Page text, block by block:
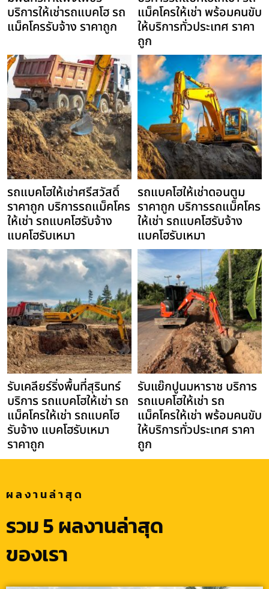
บริการให้เช่ารถแบคโฮ รถ
แม็คโครรับจ้าง ราคาถูก
แม็คโครให้เช่า พร้อมคนขับ
ให้บริการทั่วประเทศ ราคา
ถูก
รถแบคโฮให้เช่าศรีสวัสดิ์
ราคาถูก บริการรถแม็คโคร
ให้เช่า รถแบคโฮรับจ้าง
แบคโฮรับเหมา
รถแบคโฮให้เช่าดอนตูม
ราคาถูก บริการรถแม็คโคร
ให้เช่า รถแบคโฮรับจ้าง
แบคโฮรับเหมา
รับเคลียร์ริ่งพื้นที่สุรินทร์
บริการ รถแบคโฮให้เช่า รถ
แม็คโครให้เช่า รถแบคโฮ
รับจ้าง แบคโฮรับเหมา
ราคาถูก
รับแย๊กปูนมหาราช บริการ
รถแบคโฮให้เช่า รถ
แม็คโครให้เช่า พร้อมคนขับ
ให้บริการทั่วประเทศ ราคา
ถูก
ผลงานล่าสุด
รวม 5 ผลงานล่าสุด
ของเรา